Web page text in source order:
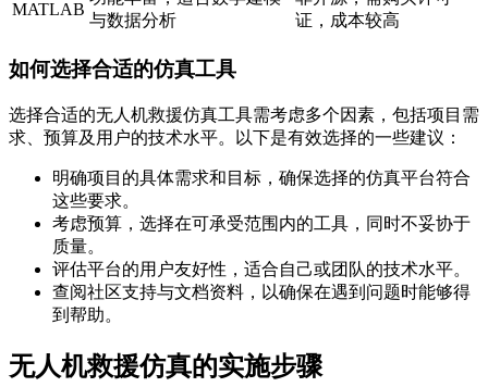
MATLAB
与数据分析
证，成本较高
如何选择合适的仿真工具
选择合适的无人机救援仿真工具需考虑多个因素，包括项目需
求、预算及用户的技术水平。以下是有效选择的一些建议：
明确项目的具体需求和目标，确保选择的仿真平台符合
这些要求。
考虑预算，选择在可承受范围内的工具，同时不妥协于
质量。
评估平台的用户友好性，适合自己或团队的技术水平。
查阅社区支持与文档资料，以确保在遇到问题时能够得
到帮助。
无人机救援仿真的实施步骤